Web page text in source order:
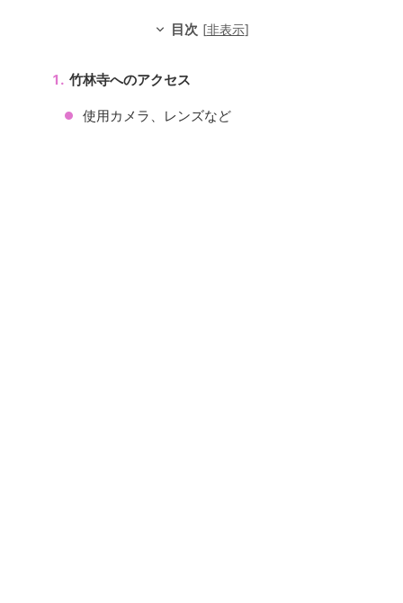
目次 [非表示]
竹林寺へのアクセス
使用カメラ、レンズなど